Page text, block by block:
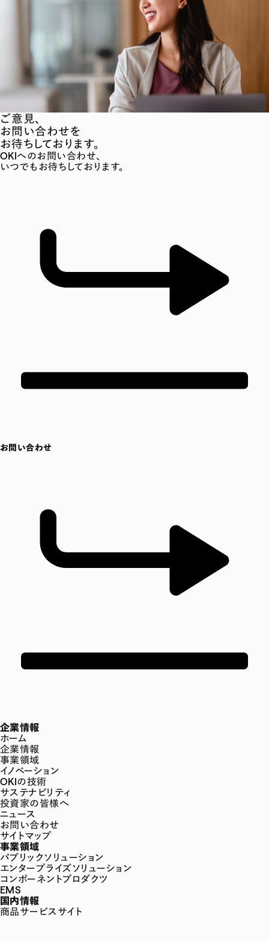
ご意見、
お問い合わせを
お待ちしております。
OKIへのお問い合わせ、
いつでもお待ちしております。
お問い合わせ
企業情報
ホーム
企業情報
事業領域
イノベーション
OKIの技術
サステナビリティ
投資家の皆様へ
ニュース
お問い合わせ
サイトマップ
事業領域
パブリックソリューション
エンタープライズソリューション
コンポーネントプロダクツ
EMS
国内情報
商品サービスサイト